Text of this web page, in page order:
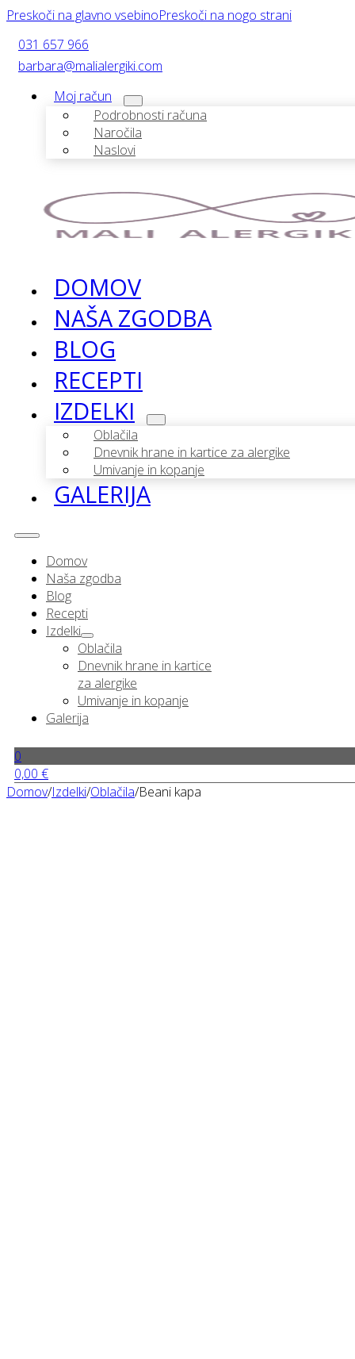
Preskoči na glavno vsebinoPreskoči na nogo strani
031 657 966
barbara@malialergiki.com
Moj račun
Podrobnosti računa
Naročila
Naslovi
DOMOV
NAŠA ZGODBA
BLOG
RECEPTI
IZDELKI
Oblačila
Dnevnik hrane in kartice za alergike
Umivanje in kopanje
GALERIJA
Domov
Naša zgodba
Blog
Recepti
Izdelki
Oblačila
Dnevnik hrane in kartice
za alergike
Umivanje in kopanje
Galerija
0
0,00 €
Domov/Izdelki/Oblačila/Beani kapa